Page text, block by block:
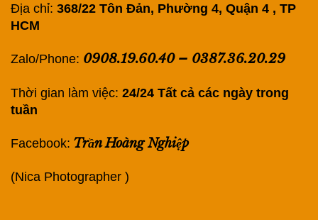
Địa chỉ: 368/22 Tôn Đản, Phường 4, Quận 4 , TP
HCM
Zalo/Phone: 0908.19.60.40– 0387.36.20.29
Thời gian làm việc: 24/24 Tất cả các ngày trong
tuần
Facebook: Trần Hoàng Nghiệp
(Nica Photographer )